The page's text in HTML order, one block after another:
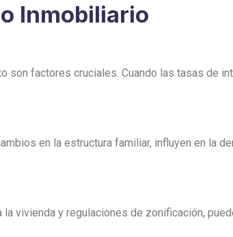
Inmobiliario
factores cruciales. Cuando las tasas de
en la estructura familiar, influyen en la
vivienda y regulaciones de zonificación,